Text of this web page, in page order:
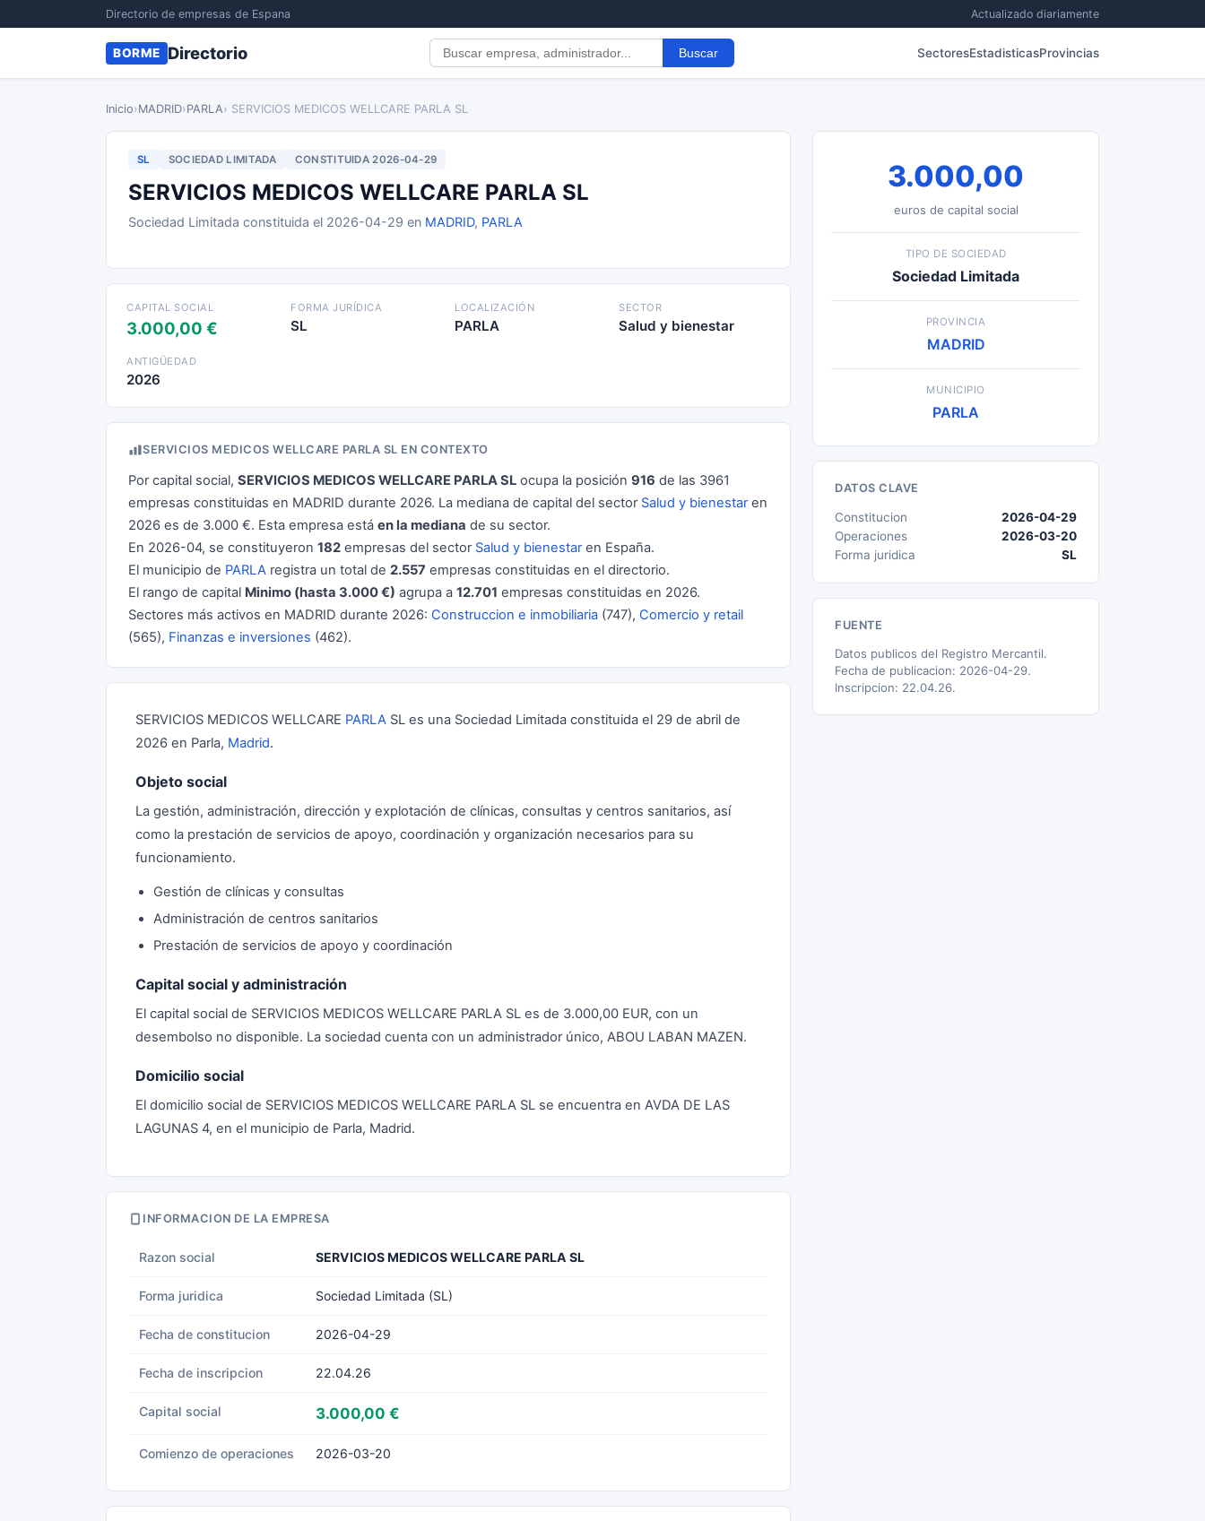
Directorio de empresas de Espana Actualizado diariamente
BORME Directorio Buscar SectoresEstadisticasProvincias
Inicio›MADRID›PARLA› SERVICIOS MEDICOS WELLCARE PARLA SL
SL SOCIEDAD LIMITADA CONSTITUIDA 2026-04-29
SERVICIOS MEDICOS WELLCARE PARLA SL
Sociedad Limitada constituida el 2026-04-29 en MADRID, PARLA
CAPITAL SOCIAL
3.000,00 €
FORMA JURÍDICA
SL
LOCALIZACIÓN
PARLA
SECTOR
Salud y bienestar
ANTIGÜEDAD
2026
SERVICIOS MEDICOS WELLCARE PARLA SL EN CONTEXTO
Por capital social, SERVICIOS MEDICOS WELLCARE PARLA SL ocupa la posición 916 de las 3961
empresas constituidas en MADRID durante 2026. La mediana de capital del sector Salud y bienestaren
2026 es de 3.000 €. Esta empresa está en la mediana de su sector.
En 2026-04, se constituyeron 182 empresas del sector Salud y bienestaren España.
El municipio de PARLA registra un total de 2.557 empresas constituidas en el directorio.
El rango de capital Minimo (hasta 3.000 €) agrupa a 12.701 empresas constituidas en 2026.
Sectores más activos en MADRID durante 2026: Construccion e inmobiliaria (747), Comercio y retail
(565), Finanzas e inversiones (462).
SERVICIOS MEDICOS WELLCARE PARLA SL es una Sociedad Limitada constituida el 29 de abril de
2026 en Parla, Madrid.
Objeto social
La gestión, administración, dirección y explotación de clínicas, consultas y centros sanitarios, así
como la prestación de servicios de apoyo, coordinación y organización necesarios para su
funcionamiento.
Gestión de clínicas y consultas
Administración de centros sanitarios
Prestación de servicios de apoyo y coordinación
Capital social y administración
El capital social de SERVICIOS MEDICOS WELLCARE PARLA SL es de 3.000,00 EUR, con un
desembolso no disponible. La sociedad cuenta con un administrador único, ABOU LABAN MAZEN.
Domicilio social
El domicilio social de SERVICIOS MEDICOS WELLCARE PARLA SL se encuentra en AVDA DE LAS
LAGUNAS 4, en el municipio de Parla, Madrid.
INFORMACION DE LA EMPRESA
Razon social SERVICIOS MEDICOS WELLCARE PARLA SL
Forma juridica Sociedad Limitada (SL)
Fecha de constitucion 2026-04-29
Fecha de inscripcion 22.04.26
Capital social 3.000,00 €
Comienzo de operaciones 2026-03-20
3.000,00
euros de capital social
TIPO DE SOCIEDAD
Sociedad Limitada
PROVINCIA
MADRID
MUNICIPIO
PARLA
DATOS CLAVE
Constitucion
2026-04-29
Operaciones
2026-03-20
Forma juridica
SL
FUENTE
Datos publicos del Registro Mercantil.
Fecha de publicacion: 2026-04-29.
Inscripcion: 22.04.26.